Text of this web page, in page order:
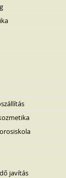
javítás